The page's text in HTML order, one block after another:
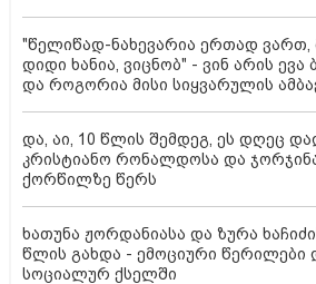
"წელიწად-ნახევარია ერთად ვართ,
დიდი ხანია, ვიცნობ" - ვინ არის ევა
და როგორია მისი სიყვარულის
და, აი, 10 წლის შემდეგ, ეს დღეც
კრისტიანო რონალდოსა და
ქორწილზე წერს
ხათუნა ჟორდანიასა და ზურა
წლის გახდა - ემოციური წერილები
სოციალურ ქსელში